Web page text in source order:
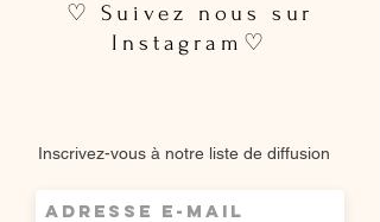
♡ Suivez nous sur
Instagram♡
Inscrivez-vous à notre liste de diffusion